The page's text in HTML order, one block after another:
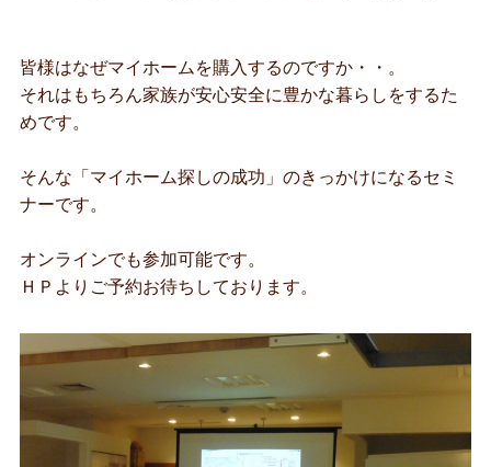
皆様はなぜマイホームを購入するのですか・・。
それはもちろん家族が安心安全に豊かな暮らしをするた
めです。
そんな「マイホーム探しの成功」のきっかけになるセミ
ナーです。
オンラインでも参加可能です。
ＨＰよりご予約お待ちしております。